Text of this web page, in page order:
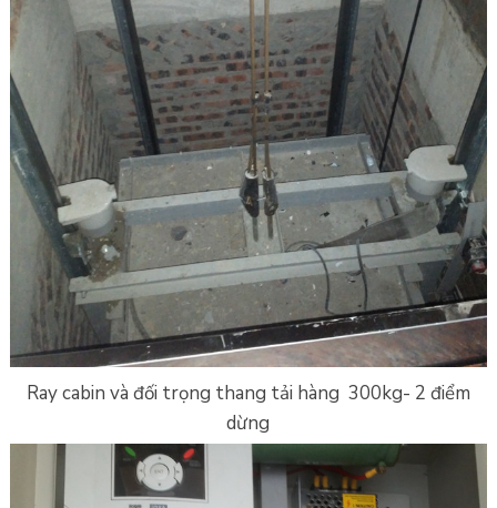
Ray cabin và đối trọng thang tải hàng 300kg- 2 điểm
dừng